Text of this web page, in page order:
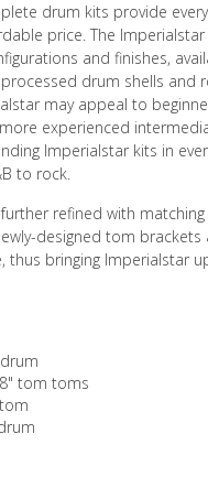
drum kits provide
price. The
and finishes,
drum shells and
may appeal to
experienced
Imperialstar kits in
to rock.
refined with
designed tom brackets
thus bringing Imperialstar
tom toms